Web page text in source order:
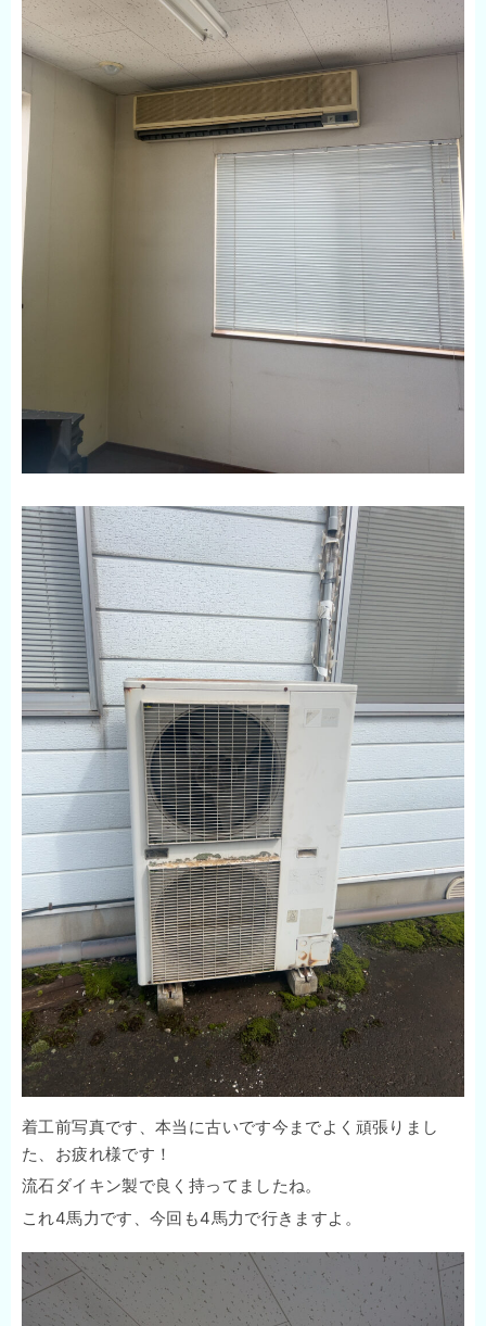
着工前写真です、本当に古いです今までよく頑張りまし
た、お疲れ様です！
流石ダイキン製で良く持ってましたね。
これ4馬力です、今回も4馬力で行きますよ。